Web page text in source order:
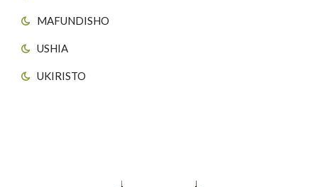
MAFUNDISHO
USHIA
UKIRISTO